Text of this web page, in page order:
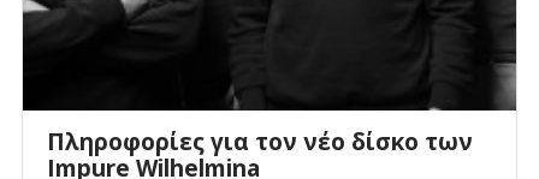
Πληροφορίες για τον νέο δίσκο των
Impure Wilhelmina